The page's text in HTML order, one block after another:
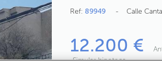
Ref: 89949 Calle
12.200 €
Simular hipoteca